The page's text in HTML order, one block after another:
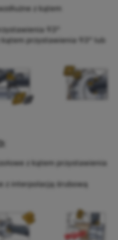
z kątem
93°
kątem przystawienia 93° lub
z kątem przystawienia
z interpolacją śrubową